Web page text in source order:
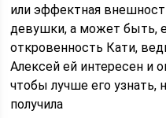
или эффектная
девушки, а может быть,
откровенность Кати,
Алексей ей интересен и
чтобы лучше его узнать,
получила